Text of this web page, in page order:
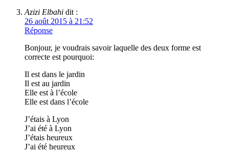
Azizi Elbahi dit :
26 août 2015 à 21:52
Réponse
Bonjour, je voudrais savoir laquelle des deux forme est
correcte est pourquoi:
Il est dans le jardin
Il est au jardin
Elle est à l’école
Elle est dans l’école
J’étais à Lyon
J’ai été à Lyon
J’étais heureux
J’ai été heureux